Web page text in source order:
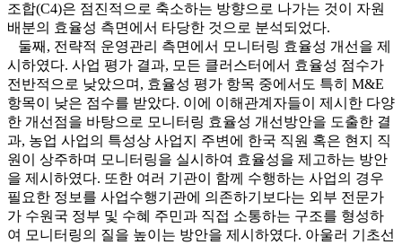
조합(C4)은 점진적으로 축소하는 방향으로 나가는 것이 자원
배분의 효율성 측면에서 타당한 것으로 분석되었다.
둘째, 전략적 운영관리 측면에서 모니터링 효율성 개선을 제
시하였다. 사업 평가 결과, 모든 클러스터에서 효율성 점수가
전반적으로 낮았으며, 효율성 평가 항목 중에서도 특히 M&E
항목이 낮은 점수를 받았다. 이에 이해관계자들이 제시한 다양
한 개선점을 바탕으로 모니터링 효율성 개선방안을 도출한 결
과, 농업 사업의 특성상 사업지 주변에 한국 직원 혹은 현지 직
원이 상주하며 모니터링을 실시하여 효율성을 제고하는 방안
을 제시하였다. 또한 여러 기관이 함께 수행하는 사업의 경우
필요한 정보를 사업수행기관에 의존하기보다는 외부 전문가
가 수원국 정부 및 수혜 주민과 직접 소통하는 구조를 형성하
여 모니터링의 질을 높이는 방안을 제시하였다. 아울러 기초선